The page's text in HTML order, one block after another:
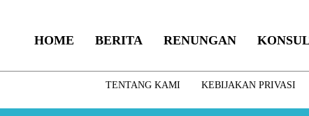
HOME BERITA RENUNGAN
TENTANG KAMI KEBIJAKAN PRIVASI